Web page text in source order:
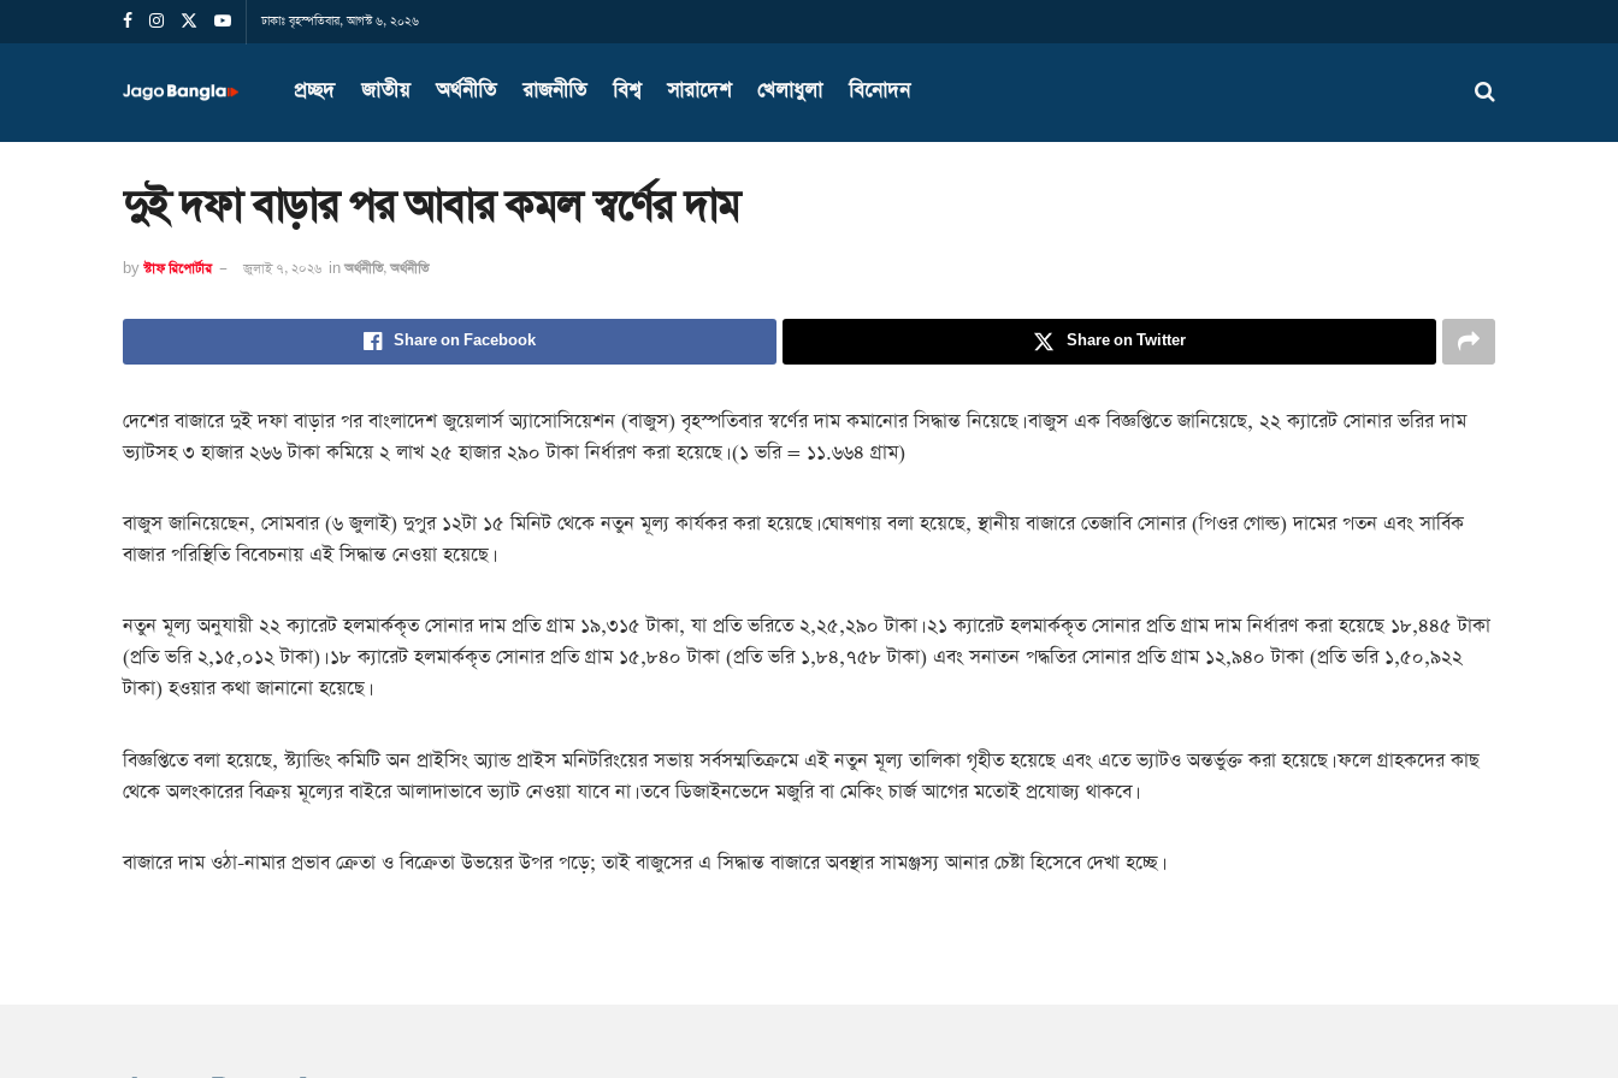
ঢাকাঃ বৃহস্পতিবার, আগস্ট ৬, ২০২৬
প্রচ্ছদ জাতীয় অর্থনীতি রাজনীতি বিশ্ব সারাদেশ খেলাধুলা বিনোদন
দুই দফা বাড়ার পর আবার কমল স্বর্ণের দাম
by স্টাফ রিপোর্টার জুলাই ৭, ২০২৬ in অর্থনীতি,অর্থনীতি
Share on Facebook Share on Twitter
দেশের বাজারে দুই দফা বাড়ার পর বাংলাদেশ জুয়েলার্স অ্যাসোসিয়েশন (বাজুস) বৃহস্পতিবার স্বর্ণের দাম কমানোর সিদ্ধান্ত নিয়েছে। বাজুস এক বিজ্ঞপ্তিতে জানিয়েছে, ২২ ক্যারেট সোনার ভরির দাম
ভ্যাটসহ ৩ হাজার ২৬৬ টাকা কমিয়ে ২ লাখ ২৫ হাজার ২৯০ টাকা নির্ধারণ করা হয়েছে। (১ ভরি = ১১.৬৬৪ গ্রাম)
বাজুস জানিয়েছেন, সোমবার (৬ জুলাই) দুপুর ১২টা ১৫ মিনিট থেকে নতুন মূল্য কার্যকর করা হয়েছে। ঘোষণায় বলা হয়েছে, স্থানীয় বাজারে তেজাবি সোনার (পিওর গোল্ড) দামের পতন এবং সার্বিক
বাজার পরিস্থিতি বিবেচনায় এই সিদ্ধান্ত নেওয়া হয়েছে।
নতুন মূল্য অনুযায়ী ২২ ক্যারেট হলমার্ককৃত সোনার দাম প্রতি গ্রাম ১৯,৩১৫ টাকা, যা প্রতি ভরিতে ২,২৫,২৯০ টাকা। ২১ ক্যারেট হলমার্ককৃত সোনার প্রতি গ্রাম দাম নির্ধারণ করা হয়েছে ১৮,৪৪৫ টাকা
(প্রতি ভরি ২,১৫,০১২ টাকা)। ১৮ ক্যারেট হলমার্ককৃত সোনার প্রতি গ্রাম ১৫,৮৪০ টাকা (প্রতি ভরি ১,৮৪,৭৫৮ টাকা) এবং সনাতন পদ্ধতির সোনার প্রতি গ্রাম ১২,৯৪০ টাকা (প্রতি ভরি ১,৫০,৯২২
টাকা) হওয়ার কথা জানানো হয়েছে।
বিজ্ঞপ্তিতে বলা হয়েছে, স্ট্যান্ডিং কমিটি অন প্রাইসিং অ্যান্ড প্রাইস মনিটরিংয়ের সভায় সর্বসম্মতিক্রমে এই নতুন মূল্য তালিকা গৃহীত হয়েছে এবং এতে ভ্যাটও অন্তর্ভুক্ত করা হয়েছে। ফলে গ্রাহকদের কাছ
থেকে অলংকারের বিক্রয় মূল্যের বাইরে আলাদাভাবে ভ্যাট নেওয়া যাবে না। তবে ডিজাইনভেদে মজুরি বা মেকিং চার্জ আগের মতোই প্রযোজ্য থাকবে।
বাজারে দাম ওঠা-নামার প্রভাব ক্রেতা ও বিক্রেতা উভয়ের উপর পড়ে; তাই বাজুসের এ সিদ্ধান্ত বাজারে অবস্থার সামঞ্জস্য আনার চেষ্টা হিসেবে দেখা হচ্ছে।